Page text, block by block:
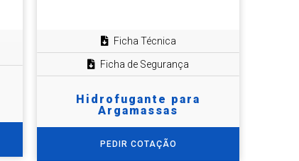
Ficha Técnica
Ficha de Segurança
Hidrofugante para
Argamassas
PEDIR COTAÇÃO